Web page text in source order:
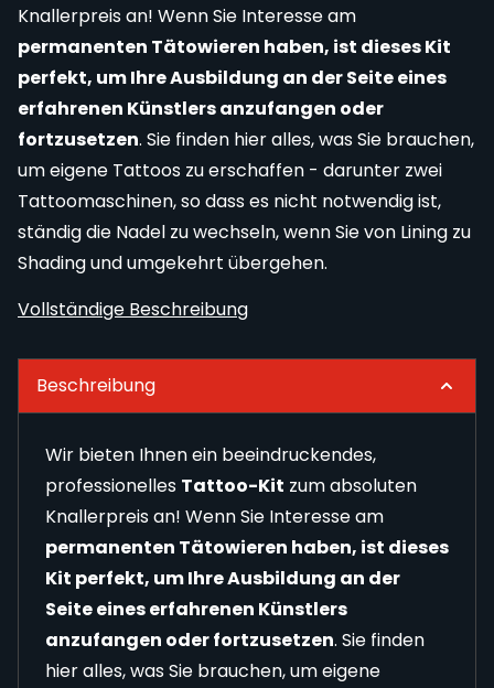
Knallerpreis an! Wenn Sie Interesse am
permanenten Tätowieren haben, ist dieses Kit
perfekt, um Ihre Ausbildung an der Seite eines
erfahrenen Künstlers anzufangen oder
fortzusetzen. Sie finden hier alles, was Sie brauchen,
um eigene Tattoos zu erschaffen - darunter zwei
Tattoomaschinen, so dass es nicht notwendig ist,
ständig die Nadel zu wechseln, wenn Sie von Lining zu
Shading und umgekehrt übergehen.
Vollständige Beschreibung
Beschreibung
Wir bieten Ihnen ein beeindruckendes,
professionelles Tattoo-Kit zum absoluten
Knallerpreis an! Wenn Sie Interesse am
permanenten Tätowieren haben, ist dieses
Kit perfekt, um Ihre Ausbildung an der
Seite eines erfahrenen Künstlers
anzufangen oder fortzusetzen. Sie finden
hier alles, was Sie brauchen, um eigene